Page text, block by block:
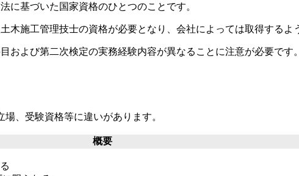
に基づいた国家資格のひとつのことです。
木施工管理技士の資格が必要となり、会社によっては取得するよ
よび第二次検定の実務経験内容が異なることに注意が必要です。
、受験資格等に違いがあります。
概要